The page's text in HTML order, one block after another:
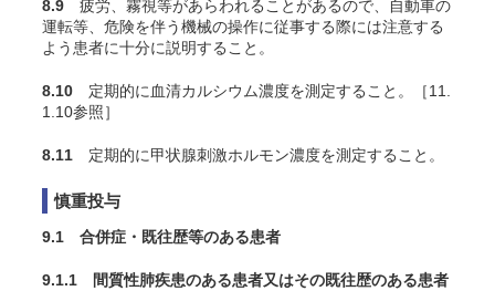
8.9 疲労、霧視等があらわれることがあるので、自動車の
運転等、危険を伴う機械の操作に従事する際には注意する
よう患者に十分に説明すること。
8.10 定期的に血清カルシウム濃度を測定すること。［11.
1.10参照］
8.11 定期的に甲状腺刺激ホルモン濃度を測定すること。
慎重投与
9.1 合併症・既往歴等のある患者
9.1.1 間質性肺疾患のある患者又はその既往歴のある患者